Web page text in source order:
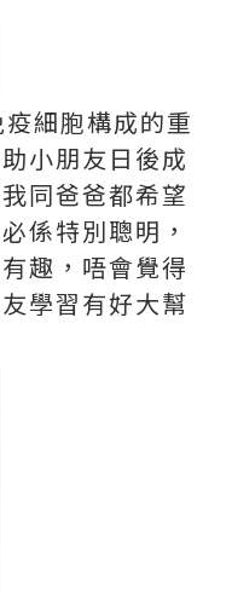
細胞構成的重
小朋友日後成
同爸爸都希望
係特別聰明，
趣，唔會覺得
學習有好大幫